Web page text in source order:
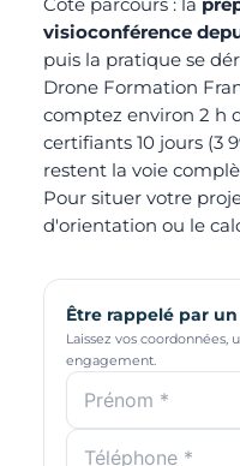
Côté parcours : la
visioconférence
puis la pratique se
Drone Formation
comptez environ 2 h
certifiants 10 jours (3
restent la voie
Pour situer votre
d'orientation ou le
Être rappelé par
Laissez vos coordonnées,
engagement.